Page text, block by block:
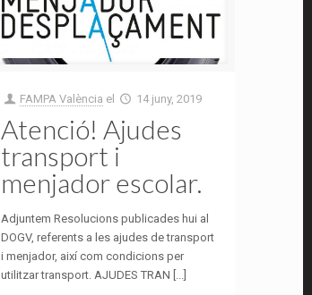
FAMPA València el 14 juny, 2019
Atenció! Ajudes
transport i
menjador escolar.
Adjuntem Resolucions publicades hui al
DOGV, referents a les ajudes de transport
i menjador, així com condicions per
utilitzar transport. AJUDES TRAN [...]